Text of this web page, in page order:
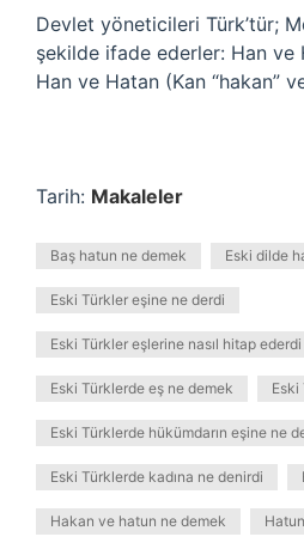
Devlet yöneticileri Türk’tür;
şekilde ifade ederler: Han ve
Han ve Hatan (Kan “hakan”
Tarih: Makaleler
Baş hatun ne demek Eski dilde
Eski Türkler eşine ne derdi
Eski Türkler eşlerine nasıl hitap ederdi
Eski Türklerde eş ne demek Eski
Eski Türklerde hükümdarın eşine ne
Eski Türklerde kadına ne denirdi
Hakan ve hatun ne demek